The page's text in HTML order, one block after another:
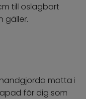
till oslagbart
gäller.
matta i
för dig som